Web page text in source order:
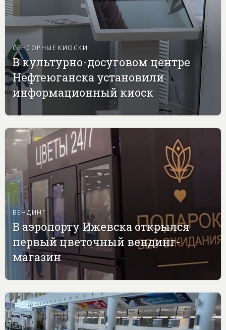
СЕНСОРНЫЕ КИОСКИ
В культурно-досуговом центре
Нефтеюганска установили
информационный киоск
ВЕНДИНГ
В аэропорту Ижевска открылся
первый цветочный вендинг-
магазин